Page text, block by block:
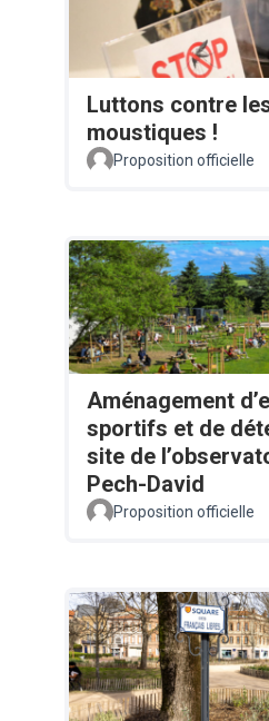
Luttons contre
moustiques !
Proposition officielle
Aménagement
sportifs et de
site de
Pech-David
Proposition officielle